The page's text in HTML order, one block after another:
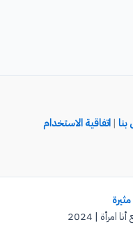
|اتفاقية الاستخدام
| 2024